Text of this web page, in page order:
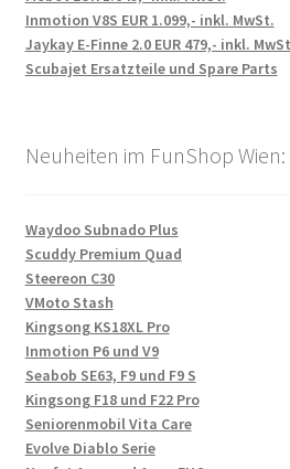
Inmotion V8S EUR 1.099,- inkl. MwSt.
Jaykay E-Finne 2.0 EUR 479,- inkl.
Scubajet Ersatzteile und Spare Parts
Neuheiten im FunShop Wien:
Waydoo Subnado Plus
Scuddy Premium Quad
Steereon C30
VMoto Stash
Kingsong KS18XL Pro
Inmotion P6 und V9
Seabob SE63, F9 und F9 S
Kingsong F18 und F22 Pro
Seniorenmobil Vita Care
Evolve Diablo Serie